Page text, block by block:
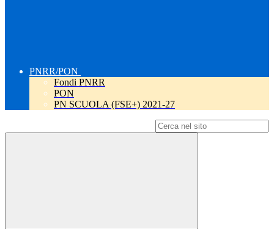
PNRR/PON
Fondi PNRR
PON
PN SCUOLA (FSE+) 2021-27